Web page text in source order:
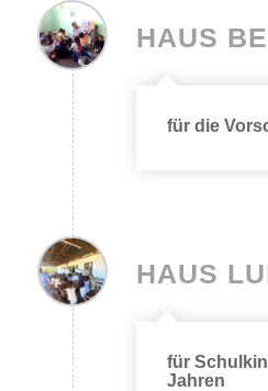
HAUS
für die
HAUS
für
Jahren